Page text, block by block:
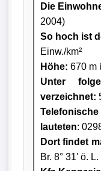
Die
2004)
So hoch ist
Einw./km²
Höhe: 670 m
Unter
verzeichnet:
lauteten:
Dort findet
Br. 8° 31' ö. L.